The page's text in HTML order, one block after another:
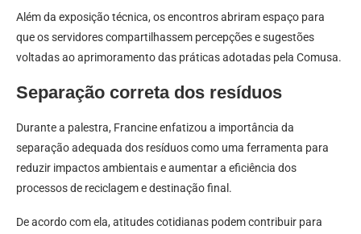
Além da exposição técnica, os encontros abriram espaço para
que os servidores compartilhassem percepções e sugestões
voltadas ao aprimoramento das práticas adotadas pela Comusa.
Separação correta dos resíduos
Durante a palestra, Francine enfatizou a importância da
separação adequada dos resíduos como uma ferramenta para
reduzir impactos ambientais e aumentar a eficiência dos
processos de reciclagem e destinação final.
De acordo com ela, atitudes cotidianas podem contribuir para